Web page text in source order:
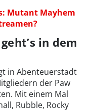
Mutant Mayhem
in dem
in Abenteuerstadt
der Paw
Mit einem Mal
Rubble, Rocky